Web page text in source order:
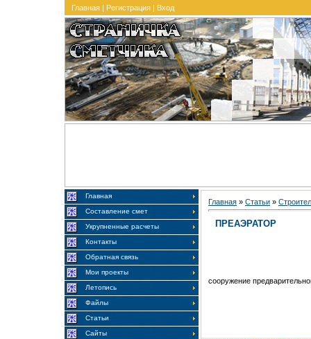
Главная | Регистрация | Вход
Главная
Составление смет
Укрупненные расчеты
Контакты
Обратная связь
Мои проекты
Летопись
Файлы
Статьи
Сайты
Главная » Статьи »
ПРЕАЭРАТОР
сооружение